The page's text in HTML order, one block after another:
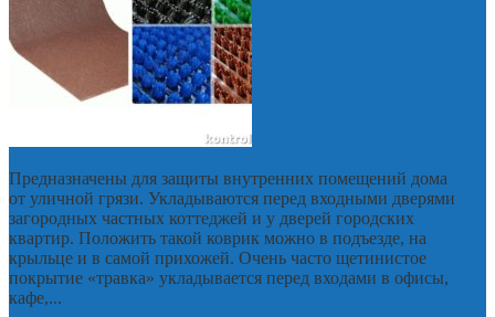
Предназначены для защиты внутренних помещений дома
от уличной грязи. Укладываются перед входными дверями
загородных частных коттеджей и у дверей городских
квартир. Положить такой коврик можно в подъезде, на
крыльце и в самой прихожей. Очень часто щетинистое
покрытие «травка» укладывается перед входами в офисы,
кафе,...